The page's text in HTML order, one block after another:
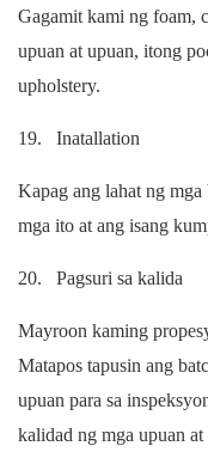
Gagamit kami ng foam,
upuan at upuan, itong
upholstery.
19. Inatallation
Kapag ang lahat ng
mga ito at ang isang
20. Pagsuri sa kalida
Mayroon kaming
Matapos tapusin ang
upuan para sa
kalidad ng mga upuan